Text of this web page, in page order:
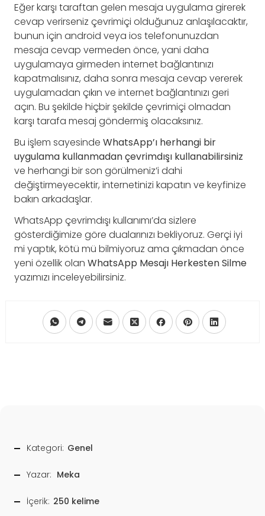
Eğer karşı taraftan gelen mesaja uygulama girerek
cevap verirseniz çevrimiçi olduğunuz anlaşılacaktır,
bunun için android veya ios telefonunuzdan
mesaja cevap vermeden önce, yani daha
uygulamaya girmeden internet bağlantınızı
kapatmalısınız, daha sonra mesaja cevap vererek
uygulamadan çıkın ve internet bağlantınızı geri
açın. Bu şekilde hiçbir şekilde çevrimiçi olmadan
karşı tarafa mesaj göndermiş olacaksınız.
Bu işlem sayesinde WhatsApp’ı herhangi bir
uygulama kullanmadan çevrimdışı kullanabilirsiniz
ve herhangi bir son görülmeniz’i dahi
değiştirmeyecektir, internetinizi kapatın ve keyfinize
bakın arkadaşlar.
WhatsApp çevrimdışı kullanımı’da sizlere
gösterdiğimize göre dualarınızı bekliyoruz. Gerçi iyi
mi yaptık, kötü mü bilmiyoruz ama çıkmadan önce
yeni özellik olan WhatsApp Mesajı Herkesten Silme
yazımızı inceleyebilirsiniz.
Kategori: Genel
Yazar: Meka
İçerik: 250 kelime